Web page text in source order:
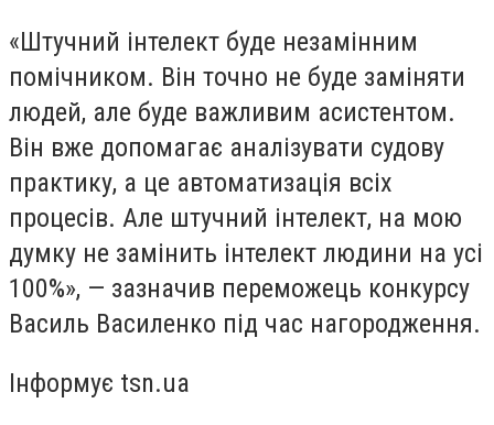
«Штучний інтелект буде незамінним
помічником. Він точно не буде заміняти
людей, але буде важливим асистентом.
Він вже допомагає аналізувати судову
практику, а це автоматизація всіх
процесів. Але штучний інтелект, на мою
думку не замінить інтелект людини на усі
100%», — зазначив переможець конкурсу
Василь Василенко під час нагородження.
Інформує tsn.ua